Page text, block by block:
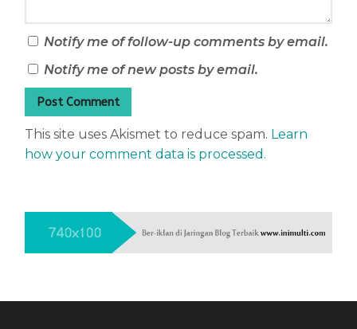
Notify me of follow-up comments by email.
Notify me of new posts by email.
This site uses Akismet to reduce spam. Learn
how your comment data is processed.